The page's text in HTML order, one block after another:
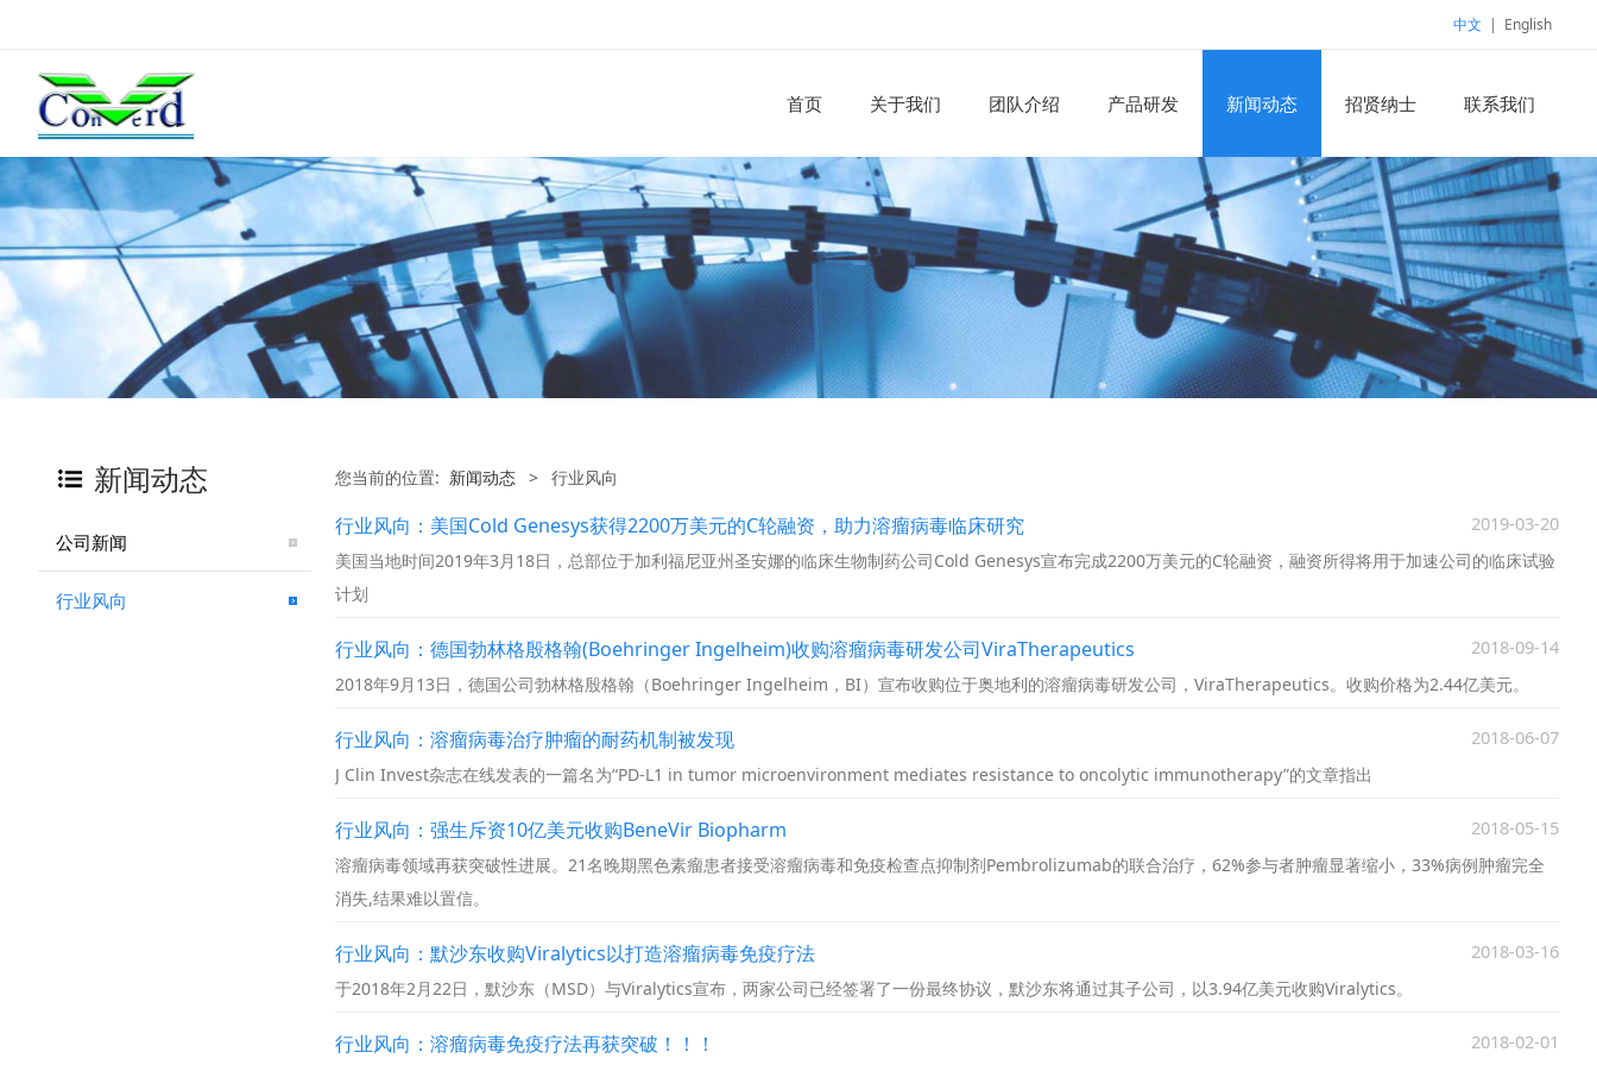
中文 | English
首页 关于我们 团队介绍 产品研发 新闻动态 招贤纳士 联系我们
新闻动态
公司新闻
行业风向
您当前的位置: 新闻动态 > 行业风向
行业风向：美国Cold Genesys获得2200万美元的C轮融资，助力溶瘤病毒临床研究 2019-03-20
美国当地时间2019年3月18日，总部位于加利福尼亚州圣安娜的临床生物制药公司Cold Genesys宣布完成2200万美元的C轮融资，融资所得将用于加速公司的临床试验
计划
行业风向：德国勃林格殷格翰(Boehringer Ingelheim)收购溶瘤病毒研发公司ViraTherapeutics 2018-09-14
2018年9月13日，德国公司勃林格殷格翰（Boehringer Ingelheim，BI）宣布收购位于奥地利的溶瘤病毒研发公司，ViraTherapeutics。收购价格为2.44亿美元。
行业风向：溶瘤病毒治疗肿瘤的耐药机制被发现 2018-06-07
J Clin Invest杂志在线发表的一篇名为“PD-L1 in tumor microenvironment mediates resistance to oncolytic immunotherapy”的文章指出
行业风向：强生斥资10亿美元收购BeneVir Biopharm 2018-05-15
溶瘤病毒领域再获突破性进展。21名晚期黑色素瘤患者接受溶瘤病毒和免疫检查点抑制剂Pembrolizumab的联合治疗，62%参与者肿瘤显著缩小，33%病例肿瘤完全
消失,结果难以置信。
行业风向：默沙东收购Viralytics以打造溶瘤病毒免疫疗法 2018-03-16
于2018年2月22日，默沙东（MSD）与Viralytics宣布，两家公司已经签署了一份最终协议，默沙东将通过其子公司，以3.94亿美元收购Viralytics。
行业风向：溶瘤病毒免疫疗法再获突破！！！ 2018-02-01